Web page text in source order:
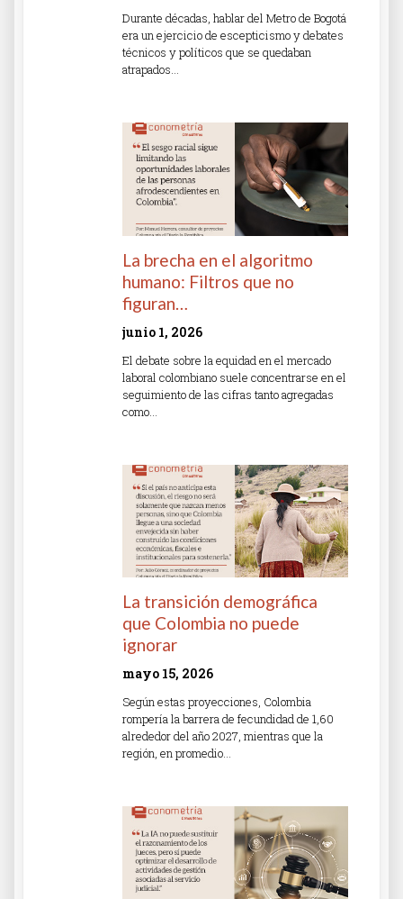
Durante décadas, hablar del Metro de Bogotá
era un ejercicio de escepticismo y debates
técnicos y políticos que se quedaban
atrapados…
La brecha en el algoritmo
humano: Filtros que no
figuran…
junio 1, 2026
El debate sobre la equidad en el mercado
laboral colombiano suele concentrarse en el
seguimiento de las cifras tanto agregadas
como…
La transición demográfica
que Colombia no puede
ignorar
mayo 15, 2026
Según estas proyecciones, Colombia
rompería la barrera de fecundidad de 1,60
alrededor del año 2027, mientras que la
región, en promedio…